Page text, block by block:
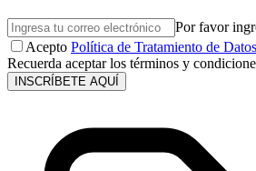
Por favor
Acepto Política de Tratamiento de Datos
Recuerda aceptar los términos y
INSCRÍBETE AQUÍ